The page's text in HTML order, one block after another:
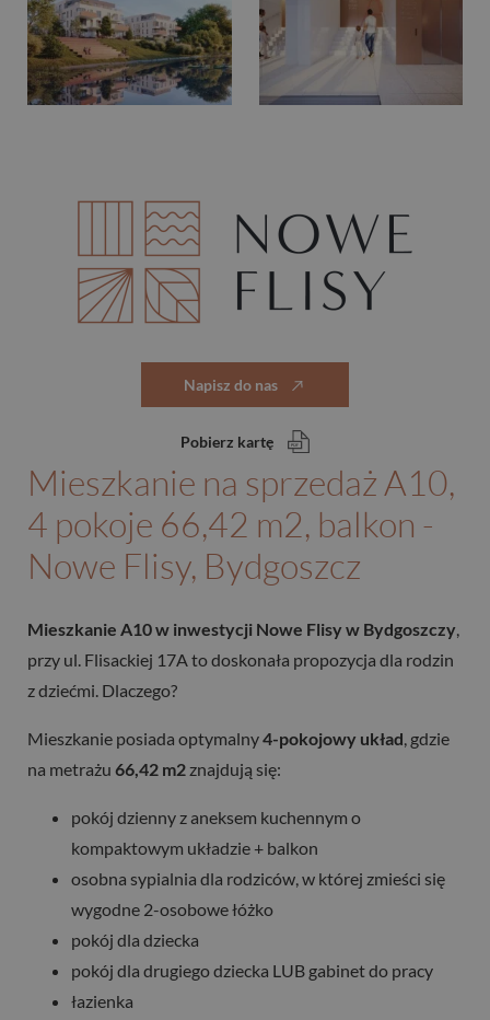
Napisz do nas
Pobierz kartę
Mieszkanie na sprzedaż A10,
4 pokoje 66,42 m2, balkon -
Nowe Flisy, Bydgoszcz
Mieszkanie A10 w inwestycji Nowe Flisy w Bydgoszczy,
przy ul. Flisackiej 17A to doskonała propozycja dla rodzin
z dziećmi. Dlaczego?
Mieszkanie posiada optymalny4-pokojowy układ, gdzie
na metrażu 66,42 m2 znajdują się:
pokój dzienny z aneksem kuchennym o
kompaktowym układzie + balkon
osobna sypialnia dla rodziców, w której zmieści się
wygodne 2-osobowe łóżko
pokój dla dziecka
pokój dla drugiego dziecka LUB gabinet do pracy
łazienka